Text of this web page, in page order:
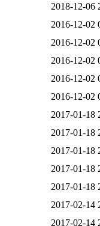
2018-12-06
2016-12-02
2016-12-02
2016-12-02
2016-12-02
2016-12-02
2017-01-18
2017-01-18
2017-01-18
2017-01-18
2017-01-18
2017-02-14
2017-02-14